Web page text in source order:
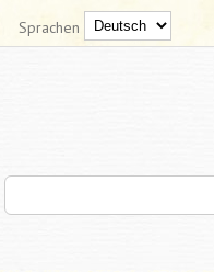
Sprachen
Search this site